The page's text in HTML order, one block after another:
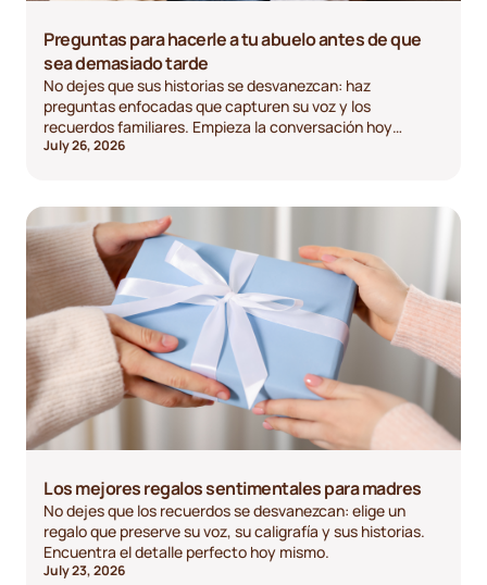
Preguntas para hacerle a tu abuelo antes de que
sea demasiado tarde
No dejes que sus historias se desvanezcan: haz
preguntas enfocadas que capturen su voz y los
recuerdos familiares. Empieza la conversación hoy
mismo.
July 26, 2026
Los mejores regalos sentimentales para madres
No dejes que los recuerdos se desvanezcan: elige un
regalo que preserve su voz, su caligrafía y sus historias.
Encuentra el detalle perfecto hoy mismo.
July 23, 2026